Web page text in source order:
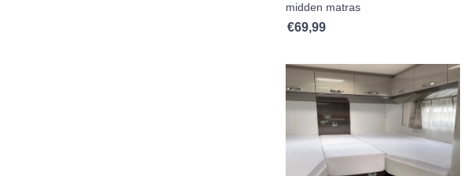
midden matras
€69,99